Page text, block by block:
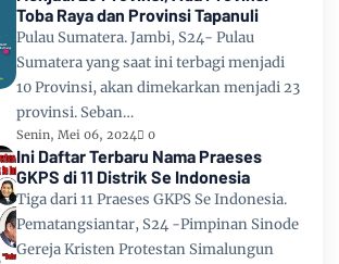
Toba Raya dan Provinsi Tapanuli
Pulau Sumatera. Jambi, S24- Pulau
Sumatera yang saat ini terbagi menjadi
10 Provinsi, akan dimekarkan menjadi 23
provinsi. Seban…
Senin, Mei 06, 2024 0
Ini Daftar Terbaru Nama Praeses
GKPS di 11 Distrik Se Indonesia
Tiga dari 11 Praeses GKPS Se Indonesia.
Pematangsiantar, S24 -Pimpinan Sinode
Gereja Kristen Protestan Simalungun